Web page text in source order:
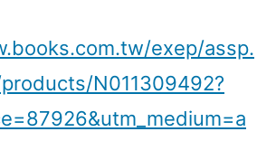
exep/assp.
N011309492?